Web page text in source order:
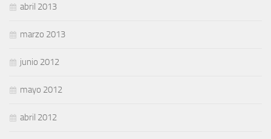
abril 2013
marzo 2013
junio 2012
mayo 2012
abril 2012